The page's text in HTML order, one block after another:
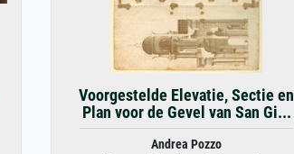
Voorgestelde Elevatie, Sectie en
Plan voor de Gevel van San Gi...
Andrea Pozzo